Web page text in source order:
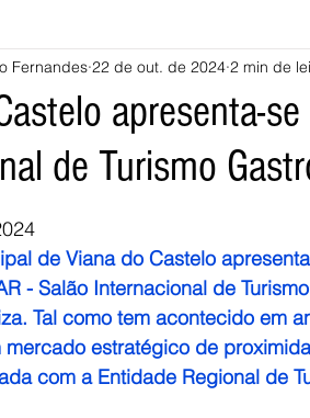
Monção Valença Melgaço
Vieira do Minho Vila Verde
apresenta-
de Turismo
Fernandes 22 de out. de 2024 2 min de
de 5 estrelas.
de Viana do Castelo
- Salão Internacional de
Tal como tem acontecido em
mercado estratégico de
com a Entidade Regional de